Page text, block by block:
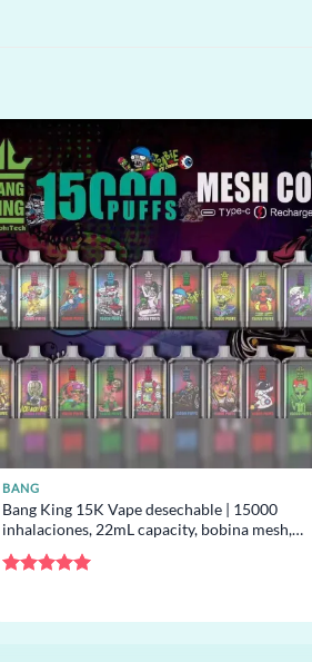
BANG
Bang King 15K Vape desechable | 15000
inhalaciones, 22mL capacity, bobina mesh,
desechable al por mayor